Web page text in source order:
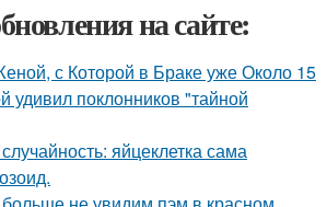
на сайте:
с Которой в Браке уже Около 15
удивил поклонников "тайной
яйцеклетка сама